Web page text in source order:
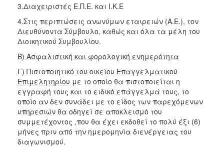
3.Διαχειριστές Ε.Π.Ε. και Ι.Κ.Ε
4.Στις περιπτώσεις ανωνύμων εταιρειών (Α.Ε.), τον
Διευθύνοντα Σύμβουλο, καθώς και όλα τα μέλη του
Διοικητικού Συμβουλίου.
Β) Ασφαλιστική και φορολογική ενημερότητα
Γ) Πιστοποιητικό του οικείου Επαγγελματικού
Επιμελητηρίου με το οποίο θα πιστοποιείται η
εγγραφή τους και το ειδικό επάγγελμά τους, το
οποίο αν δεν συνάδει με το είδος των παρεχόμενων
υπηρεσιών θα οδηγεί σε αποκλεισμό του
συμμετέχοντος ,που θα έχει εκδοθεί το πολύ έξι (6)
μήνες πριν από την ημερομηνία διενέργειας του
διαγωνισμού.